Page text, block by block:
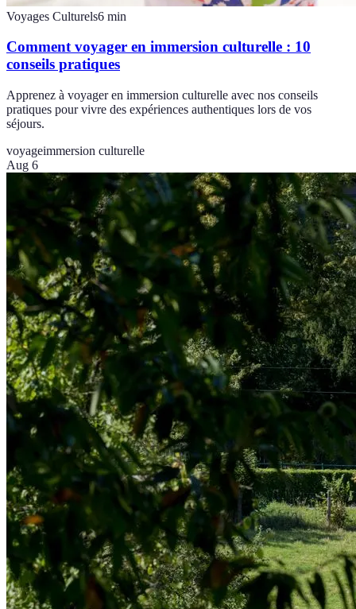
Voyages Culturels6 min
Comment voyager en immersion culturelle : 10
conseils pratiques
Apprenez à voyager en immersion culturelle avec nos conseils
pratiques pour vivre des expériences authentiques lors de vos
séjours.
voyageimmersion culturelle
Aug 6